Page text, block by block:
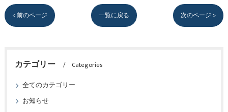
< 前のページ 一覧に戻る 次のページ >
カテゴリー
Categories
全てのカテゴリー
お知らせ